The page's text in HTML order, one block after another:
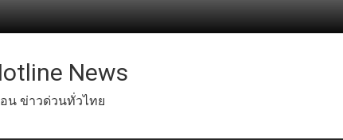
News
น ข่าวด่วนทั่วไทย